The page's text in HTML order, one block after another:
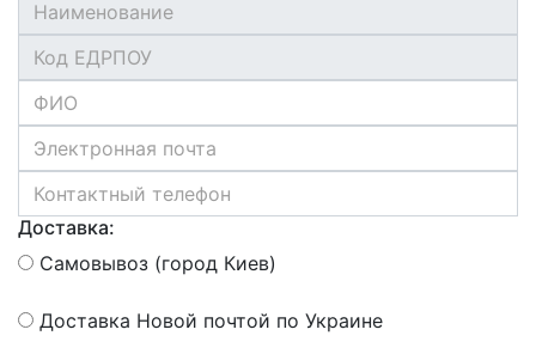
Доставка:
Самовывоз (город Киев)
Доставка Новой почтой по Украине